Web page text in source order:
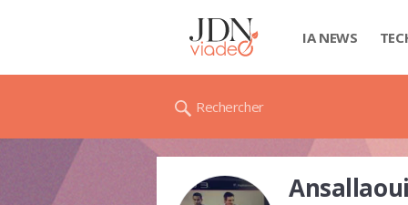
IA NEWS
Rechercher